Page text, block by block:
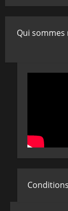
Qui sommes